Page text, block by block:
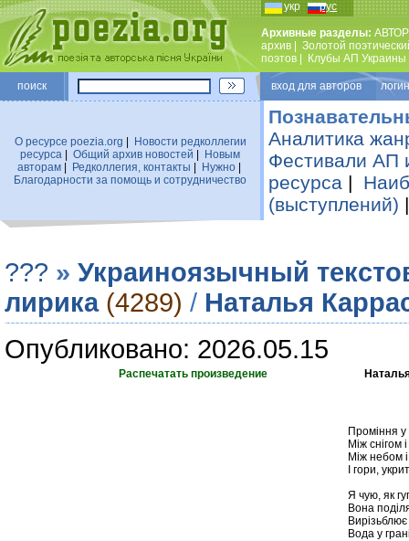
укр рус
Архивные разделы:
архив
Золотой
поэтов
Клубы АП Украины
поиск вход для авторов
О ресурсе poezia.org
Новости редколлегии
ресурса
Общий архив новостей
Новым
авторам| Редколлегия, контакты Нужно|
Благодарности за помощь и сотрудничество
Аналитика
Фестивали АП
ресурса |
(выступлений)
??? » Украиноязычный
лирика (4289) / Наталья
Опубликовано: 2026.05.15
Распечатать произведение
Проміння у
Між снігом
Між небом
І гори,
Я чую, як
Вона
Вода у